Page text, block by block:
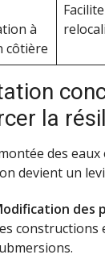
à
côtière
la
des
devient un
des
constructions